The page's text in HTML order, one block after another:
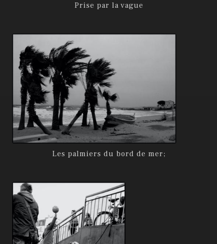
Prise par la vague
Les palmiers du bord de mer;